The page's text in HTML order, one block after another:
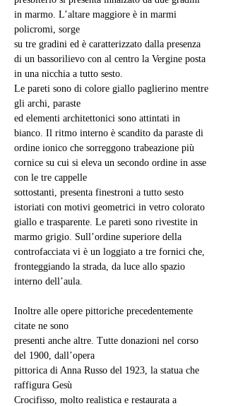
in marmo. L’altare maggiore è in marmi
policromi, sorge
su tre gradini ed è caratterizzato dalla presenza
di un bassorilievo con al centro la Vergine posta
in una nicchia a tutto sesto.
Le pareti sono di colore giallo paglierino mentre
gli archi, paraste
ed elementi architettonici sono attintati in
bianco. Il ritmo interno è scandito da paraste di
ordine ionico che sorreggono trabeazione più
cornice su cui si eleva un secondo ordine in asse
con le tre cappelle
sottostanti, presenta finestroni a tutto sesto
istoriati con motivi geometrici in vetro colorato
giallo e trasparente. Le pareti sono rivestite in
marmo grigio. Sull’ordine superiore della
controfacciata vi è un loggiato a tre fornici che,
fronteggiando la strada, da luce allo spazio
interno dell’aula.
Inoltre alle opere pittoriche precedentemente
citate ne sono
presenti anche altre. Tutte donazioni nel corso
del 1900, dall’opera
pittorica di Anna Russo del 1923, la statua che
raffigura Gesù
Crocifisso, molto realistica e restaurata a